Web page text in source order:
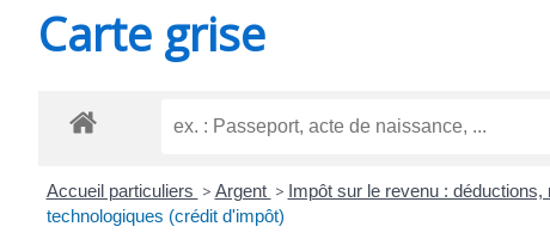
SAINT-
Carte grise
Accueil particuliers > Argent > Impôt sur le revenu :
technologiques (crédit d'impôt)